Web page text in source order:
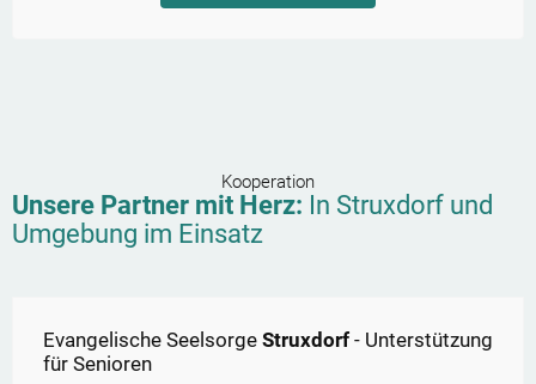
Kooperation
Unsere Partner mit Herz: In Struxdorf und
Umgebung im Einsatz
Evangelische Seelsorge Struxdorf - Unterstützung
für Senioren